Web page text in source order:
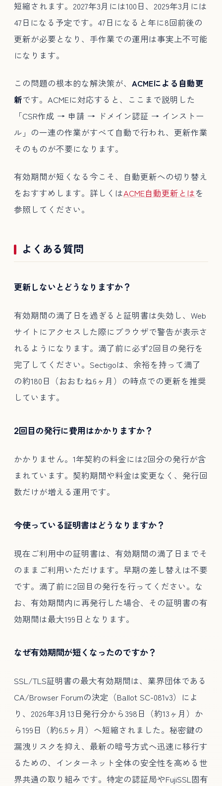
短縮されます。2027年3月には100日、2029年3月には
47日になる予定です。47日になると年に8回前後の
更新が必要となり、手作業での運用は事実上不可能
になります。
この問題の根本的な解決策が、 ACMEによる自動更
新です。ACMEに対応すると、ここまで説明した
「CSR作成 → 申請 → ドメイン認証 → インストー
ル」の一連の作業がすべて自動で行われ、更新作業
そのものが不要になります。
有効期間が短くなる今こそ、自動更新への切り替え
をおすすめします。詳しくはACME自動更新とはを
参照してください。
よくある質問
更新しないとどうなりますか？
有効期間の満了日を過ぎると証明書は失効し、Web
サイトにアクセスした際にブラウザで警告が表示さ
れるようになります。満了前に必ず2回目の発行を
完了してください。Sectigoは、余裕を持って満了
の約180日（おおむね6ヶ月）の時点での更新を推奨
しています。
2回目の発行に費用はかかりますか？
かかりません。1年契約の料金には2回分の発行が含
まれています。契約期間や料金は変更なく、発行回
数だけが増える運用です。
今使っている証明書はどうなりますか？
現在ご利用中の証明書は、有効期間の満了日までそ
のままご利用いただけます。早期の差し替えは不要
です。満了前に2回目の発行を行ってください。な
お、有効期間内に再発行した場合、その証明書の有
効期間は最大199日となります。
なぜ有効期間が短くなったのですか？
SSL/TLS証明書の最大有効期間は、業界団体である
CA/Browser Forumの決定（Ballot SC-081v3）によ
り、2026年3月13日発行分から398日（約13ヶ月）か
ら199日（約6.5ヶ月）へ短縮されました。秘密鍵の
漏洩リスクを抑え、最新の暗号方式へ迅速に移行す
るための、インターネット全体の安全性を高める世
界共通の取り組みです。特定の認証局やFujiSSL固有